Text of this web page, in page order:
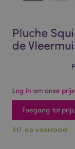
Pluche
de
Log in om onze
Toegang tot
317 op voorraad